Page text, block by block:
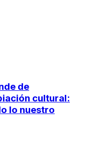
de
cultural:
lo nuestro